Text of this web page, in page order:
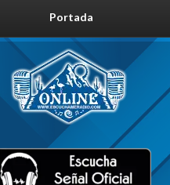
Portada